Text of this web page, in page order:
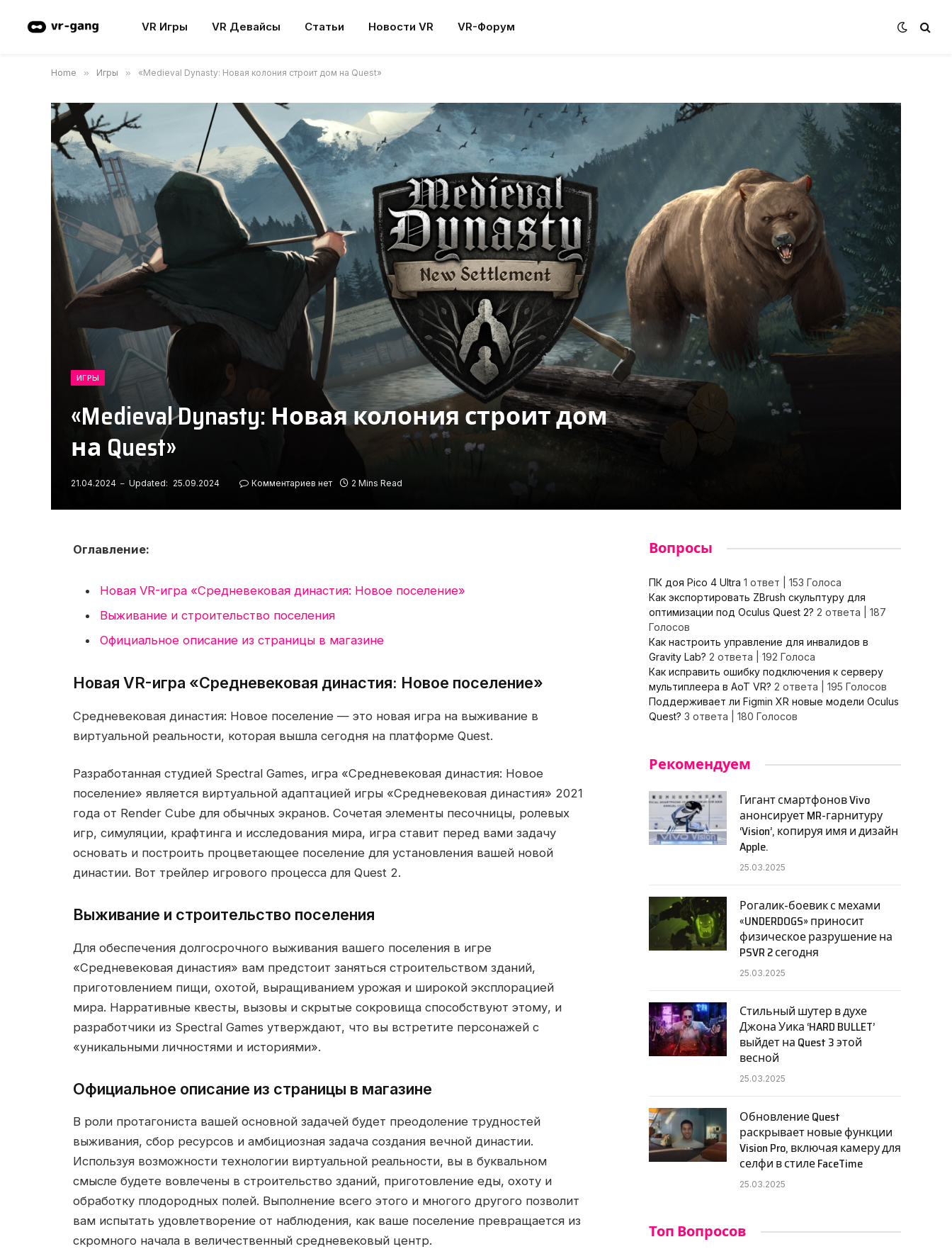
VR Игры VR Девайсы Статьи Новости VR VR-Форум
Home » Игры » «Medieval Dynasty: Новая колония строит дом на Quest»
ИГРЫ
«Medieval Dynasty: Новая колония строит дом
на Quest»
21.04.2024 Updated: 25.09.2024 Комментариев нет 2 Mins Read
Оглавление:
Новая VR-игра «Средневековая династия: Новое поселение»
Выживание и строительство поселения
Официальное описание из страницы в магазине
Новая VR-игра «Средневековая династия: Новое поселение»
Средневековая династия: Новое поселение — это новая игра на выживание в
виртуальной реальности, которая вышла сегодня на платформе Quest.
Разработанная студией Spectral Games, игра «Средневековая династия: Новое
поселение» является виртуальной адаптацией игры «Средневековая династия» 2021
года от Render Cube для обычных экранов. Сочетая элементы песочницы, ролевых
игр, симуляции, крафтинга и исследования мира, игра ставит перед вами задачу
основать и построить процветающее поселение для установления вашей новой
династии. Вот трейлер игрового процесса для Quest 2.
Выживание и строительство поселения
Для обеспечения долгосрочного выживания вашего поселения в игре
«Средневековая династия» вам предстоит заняться строительством зданий,
приготовлением пищи, охотой, выращиванием урожая и широкой эксплорацией
мира. Нарративные квесты, вызовы и скрытые сокровища способствуют этому, и
разработчики из Spectral Games утверждают, что вы встретите персонажей с
«уникальными личностями и историями».
Официальное описание из страницы в магазине
В роли протагониста вашей основной задачей будет преодоление трудностей
выживания, сбор ресурсов и амбициозная задача создания вечной династии.
Используя возможности технологии виртуальной реальности, вы в буквальном
смысле будете вовлечены в строительство зданий, приготовление еды, охоту и
обработку плодородных полей. Выполнение всего этого и многого другого позволит
вам испытать удовлетворение от наблюдения, как ваше поселение превращается из
скромного начала в величественный средневековый центр.
Вопросы
ПК доя Pico 4 Ultra 1 ответ
153 Голоса
Как экспортировать ZBrush скульптуру для
оптимизации под Oculus Quest 2? 2 ответа
187
Голосов
Как настроить управление для инвалидов в
Gravity Lab? 2 ответа
192 Голоса
Как исправить ошибку подключения к серверу
мультиплеера в AoT VR? 2 ответа
195 Голосов
Поддерживает ли Figmin XR новые модели Oculus
Quest? 3 ответа 180 Голосов
Рекомендуем
Гигант смартфонов Vivo
анонсирует MR-гарнитуру
‘Vision’, копируя имя и дизайн
Apple.
25.03.2025
Рогалик-боевик с мехами
«UNDERDOGS» приносит
физическое разрушение на
PSVR 2 сегодня
25.03.2025
Стильный шутер в духе
Джона Уика ‘HARD BULLET’
выйдет на Quest 3 этой
весной
25.03.2025
Обновление Quest
раскрывает новые функции
Vision Pro, включая камеру для
селфи в стиле FaceTime
25.03.2025
Топ Вопросов